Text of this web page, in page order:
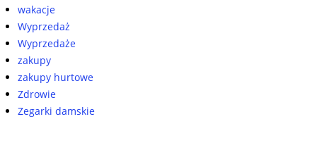
wakacje
Wyprzedaż
Wyprzedaże
zakupy
zakupy hurtowe
Zdrowie
Zegarki damskie